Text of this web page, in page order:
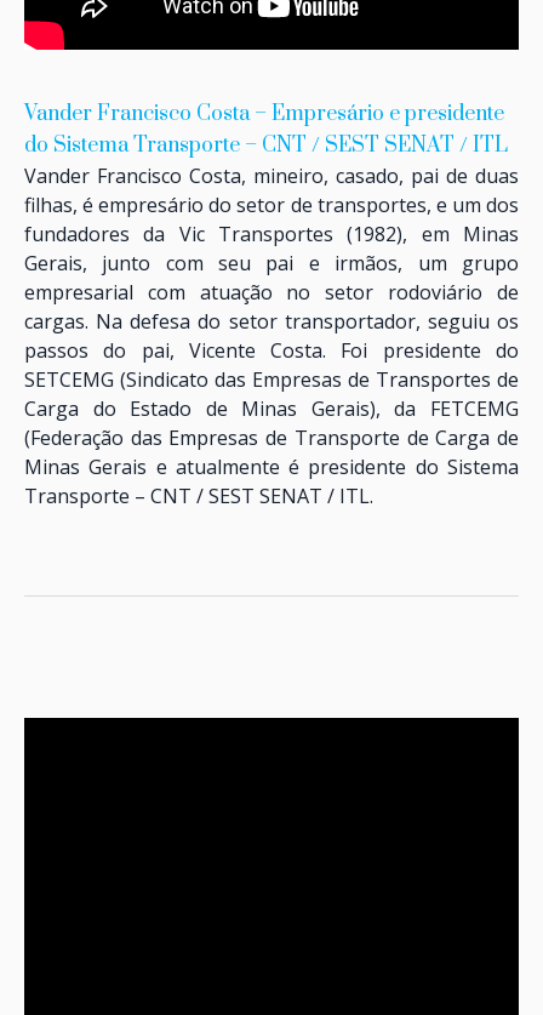
Vander Francisco Costa – Empresário e presidente
do Sistema Transporte – CNT / SEST SENAT / ITL
Vander Francisco Costa, mineiro, casado, pai de duas
filhas, é empresário do setor de transportes, e um dos
fundadores da Vic Transportes (1982), em Minas
Gerais, junto com seu pai e irmãos, um grupo
empresarial com atuação no setor rodoviário de
cargas. Na defesa do setor transportador, seguiu os
passos do pai, Vicente Costa. Foi presidente do
SETCEMG (Sindicato das Empresas de Transportes de
Carga do Estado de Minas Gerais), da FETCEMG
(Federação das Empresas de Transporte de Carga de
Minas Gerais e atualmente é presidente do Sistema
Transporte – CNT / SEST SENAT / ITL.